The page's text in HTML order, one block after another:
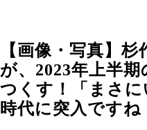
【画像・写真】
が、2023年上半
つくす！「まさ
時代に突入です